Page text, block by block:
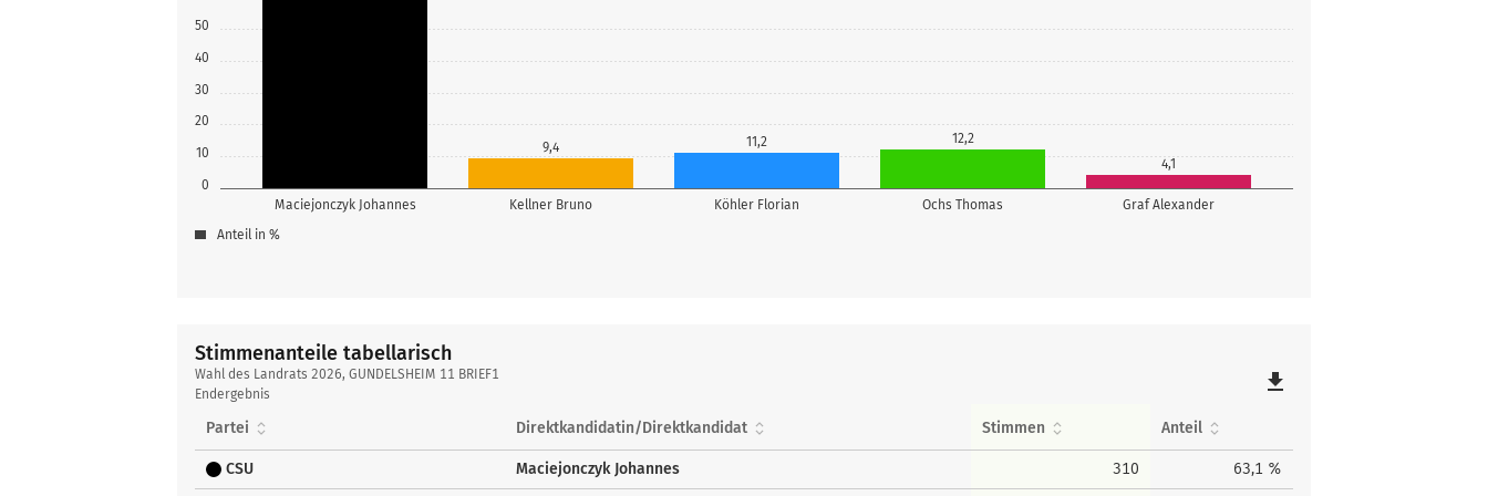
0
10
20
30
40
50
Maciejonczyk Johannes Kellner Bruno Köhler Florian Ochs Thomas Graf Alexander
9,4 11,2
12,2
4,1
Anteil in %
Stimmenanteile tabellarisch
Stimmenanteile
tabellarisch
Wahl des Landrats 2026, GUNDELSHEIM 11 BRIEF1
Endergebnis
file_download
Partei Direktkandidatin/Direktkandidat Stimmen Anteil
CSU Maciejonczyk Johannes 310 63,1 %